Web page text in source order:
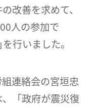
改善を求めて、
人の参加で
行いました。
連絡会の宮垣忠
「政府が震災復